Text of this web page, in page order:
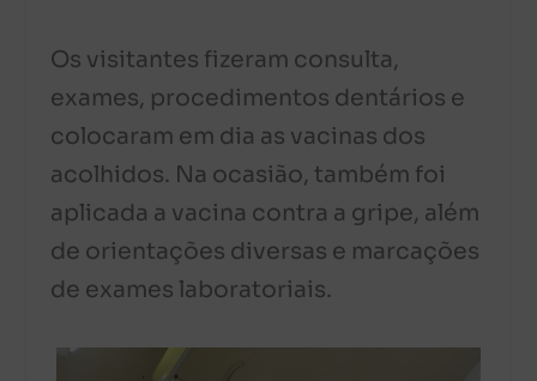
Os visitantes fizeram consulta,
exames, procedimentos dentários e
colocaram em dia as vacinas dos
acolhidos. Na ocasião, também foi
aplicada a vacina contra a gripe, além
de orientações diversas e marcações
de exames laboratoriais.